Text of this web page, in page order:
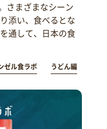
さまざまなシーン
添い、食べるとな
通して、日本の食
ゼル食ラボ うどん編